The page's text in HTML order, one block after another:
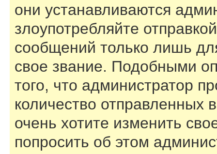
они устанавливаются
злоупотребляйте
сообщений только лишь
свое звание. Подобными
того, что администратор
количество
очень хотите изменить
попросить об этом